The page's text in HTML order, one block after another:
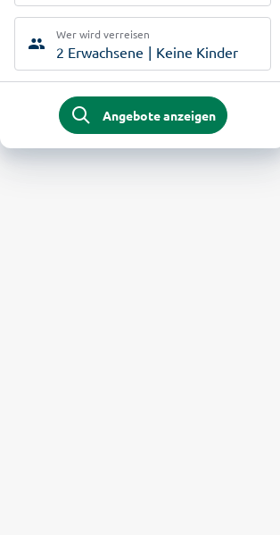
Wer wird verreisen
2 Erwachsene Keine Kinder
Angebote anzeigen